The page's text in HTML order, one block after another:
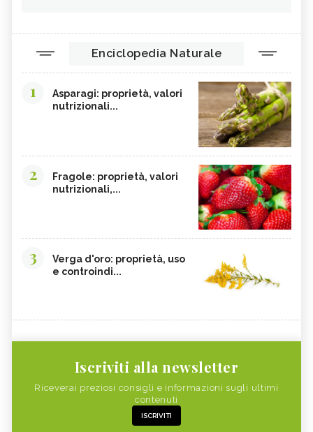
Enciclopedia Naturale
1
Asparagi: proprietà, valori
nutrizionali...
2
Fragole: proprietà, valori
nutrizionali,...
3
Verga d'oro: proprietà, uso
e controindi...
Iscriviti alla newsletter
Riceverai preziosi consigli e informazioni sugli ultimi
contenuti
ISCRIVITI